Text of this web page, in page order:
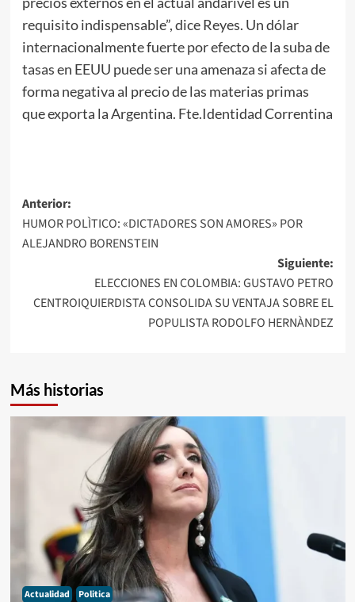
requisito indispensable”, dice Reyes. Un dólar
internacionalmente fuerte por efecto de la suba de
tasas en EEUU puede ser una amenaza si afecta de
forma negativa al precio de las materias primas
que exporta la Argentina. Fte.Identidad Correntina
Navegación
de
Anterior:
HUMOR POLÌTICO: «DICTADORES SON AMORES» POR
ALEJANDRO BORENSTEIN
Siguiente:
ELECCIONES EN COLOMBIA: GUSTAVO PETRO
CENTROIQUIERDISTA CONSOLIDA SU VENTAJA SOBRE EL
POPULISTA RODOLFO HERNÀNDEZ
Más historias
Actualidad Politica